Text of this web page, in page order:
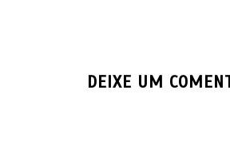
DEIXE UM